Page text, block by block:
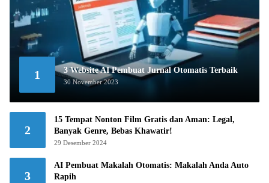
1 3 Website AI Pembuat Jurnal Otomatis Terbaik
30 November 2023
2
15 Tempat Nonton Film Gratis dan Aman: Legal,
Banyak Genre, Bebas Khawatir!
29 Desember 2024
3
AI Pembuat Makalah Otomatis: Makalah Anda Auto
Rapih